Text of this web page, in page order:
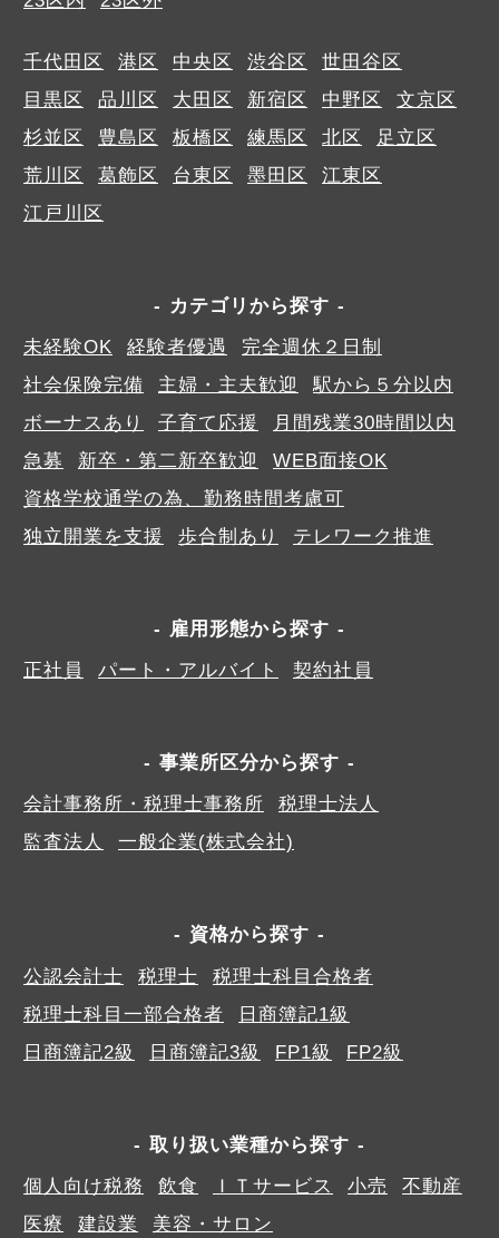
千代田区 港区 中央区 渋谷区
世田谷区
目黒区
品川区 大田区 新宿区 中野区
文京区
杉並区
豊島区 板橋区 練馬区 北区
足立区
荒川区
葛飾区 台東区 墨田区
江東区
江戸川区
カテゴリから探す
未経験OK
経験者優遇
完全週休２日制
社会保険完備
主婦・主夫歓迎
駅から５分以内
ボーナスあり
子育て応援
月間残業30時間以内
急募
新卒・第二新卒歓迎
WEB面接OK
資格学校通学の為、勤務時間考慮可
独立開業を支援
歩合制あり テレワーク推進
雇用形態から探す
正社員
パート・アルバイト 契約社員
事業所区分から探す
会計事務所・税理士事務所
税理士法人
監査法人
一般企業(株式会社)
資格から探す
公認会計士
税理士
税理士科目合格者
税理士科目一部合格者
日商簿記1級
日商簿記2級
日商簿記3級 FP1級 FP2級
取り扱い業種から探す
個人向け税務
飲食 ＩＴサービス 小売
不動産
医療
建設業 美容・サロン